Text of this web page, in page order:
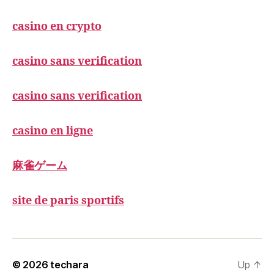
casino en crypto
casino sans verification
casino sans verification
casino en ligne
麻雀ゲーム
site de paris sportifs
© 2026techara Up ↑